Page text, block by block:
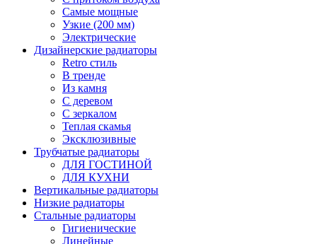
Самые мощные
Узкие (200 мм)
Электрические
Дизайнерские радиаторы
Retro стиль
В тренде
Из камня
С деревом
С зеркалом
Теплая скамья
Эксклюзивные
Трубчатые радиаторы
ДЛЯ ГОСТИНОЙ
ДЛЯ КУХНИ
Вертикальные радиаторы
Низкие радиаторы
Стальные радиаторы
Гигиенические
Линейные